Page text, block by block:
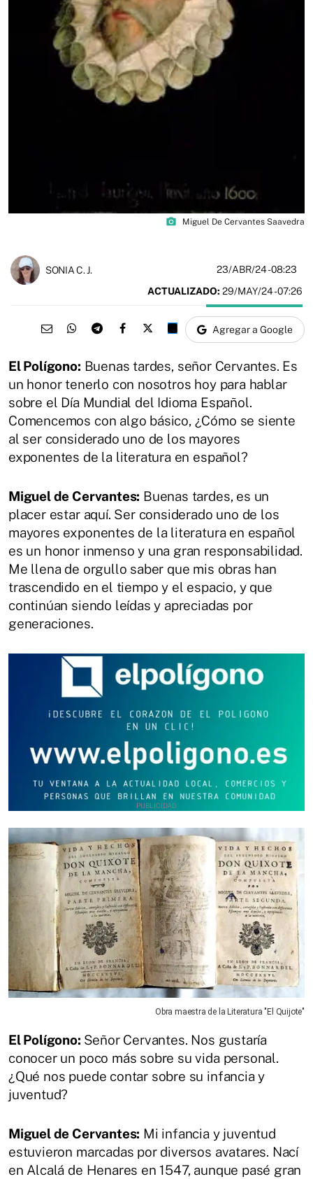
photo_camera Miguel De Cervantes Saavedra
SONIA C. J. 23/ABR/24- 08:23
ACTUALIZADO: 29/MAY/24 - 07:26
Agregar a Google
El Polígono: Buenas tardes, señor Cervantes. Es
un honor tenerlo con nosotros hoy para hablar
sobre el Día Mundial del Idioma Español.
Comencemos con algo básico, ¿Cómo se siente
al ser considerado uno de los mayores
exponentes de la literatura en español?
Miguel de Cervantes: Buenas tardes, es un
placer estar aquí. Ser considerado uno de los
mayores exponentes de la literatura en español
es un honor inmenso y una gran responsabilidad.
Me llena de orgullo saber que mis obras han
trascendido en el tiempo y el espacio, y que
continúan siendo leídas y apreciadas por
generaciones.
Obra maestra de la Literatura "El Quijote"
El Polígono: Señor Cervantes. Nos gustaría
conocer un poco más sobre su vida personal.
¿Qué nos puede contar sobre su infancia y
juventud?
Miguel de Cervantes: Mi infancia y juventud
estuvieron marcadas por diversos avatares. Nací
en Alcalá de Henares en 1547, aunque pasé gran